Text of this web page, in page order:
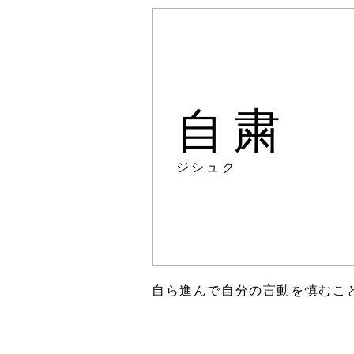
自粛
ジシュク
自ら進んで自分の言動を慎むこ